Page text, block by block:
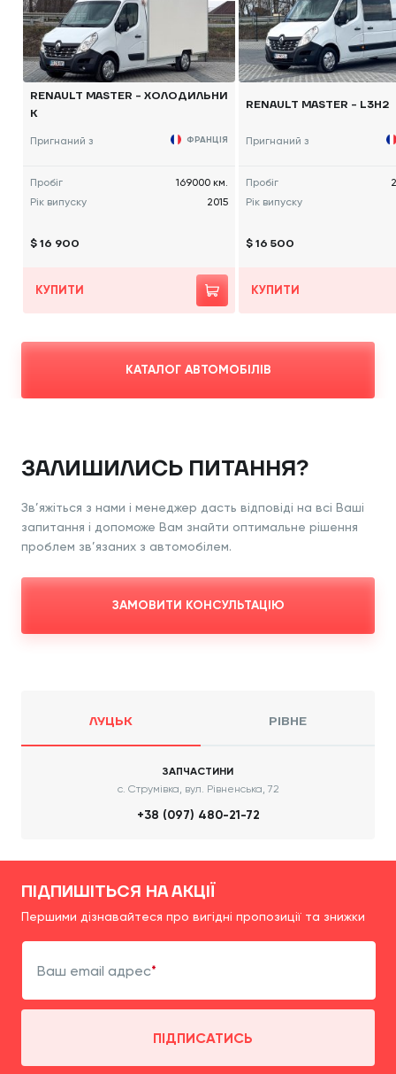
RENAULT MASTER - ХОЛОДИЛЬНИ
К
Пригнаний з ФРАНЦІЯ
Пробіг
169000 км.
Рік випуску
2015
$ 16 900
КУПИТИ
RENAULT MASTER - L3H2
Пригнаний з
Пробіг
Рік випуску
$ 16 500
КУПИТИ
КАТАЛОГ АВТОМОБІЛІВ
ЗАЛИШИЛИСЬ ПИТАННЯ?
Зв’яжіться з нами і менеджер дасть відповіді на всі Ваші
запитання і допоможе Вам знайти оптимальне рішення
проблем зв’язаних з автомобілем.
ЗАМОВИТИ КОНСУЛЬТАЦІЮ
ЛУЦЬК РІВНЕ
ЗАПЧАСТИНИ
с. Струмівка, вул. Рівненська, 72
+38 (097) 480-21-72
ПІДПИШІТЬСЯ НА АКЦІЇ
Першими дізнавайтеся про вигідні пропозиції та знижки
Ваш email адрес
ПІДПИСАТИСЬ